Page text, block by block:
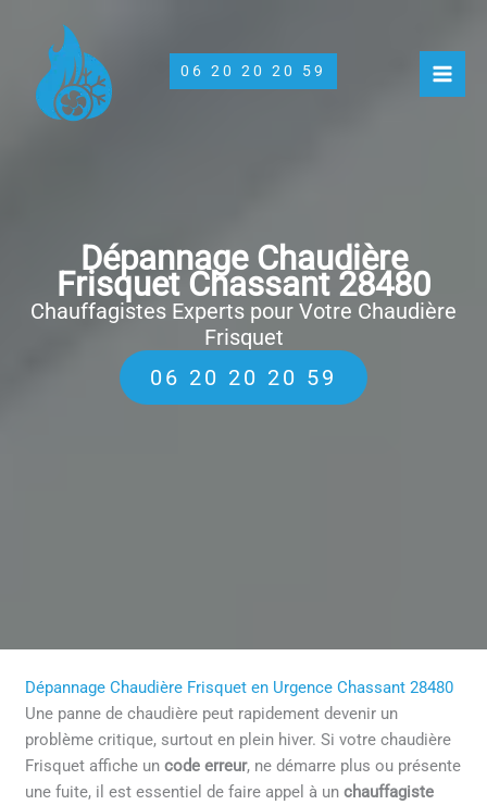
contenu
06 20 20 20 59
Dépannage Chaudière
Frisquet Chassant 28480
Chauffagistes Experts pour Votre Chaudière
Frisquet
06 20 20 20 59
Dépannage Chaudière Frisquet en Urgence Chassant 28480
Une panne de chaudière peut rapidement devenir un
problème critique, surtout en plein hiver. Si votre chaudière
Frisquet affiche uncode erreur, ne démarre plus ou présente
une fuite, il est essentiel de faire appel à unchauffagiste